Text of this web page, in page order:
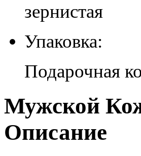
зернистая
Упаковка:
Подарочная
Мужской
Описание